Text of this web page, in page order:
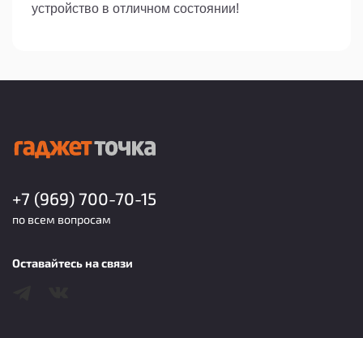
устройство в отличном состоянии!
+7 (969) 700-70-15
по всем вопросам
Оставайтесь на связи